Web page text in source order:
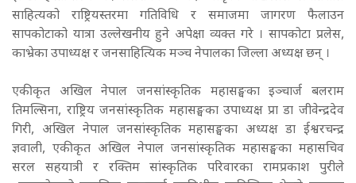
साहित्यको राष्ट्रियस्तरमा गतिविधि र समाजमा जागरण फैलाउन
सापकोटाको यात्रा उल्लेखनीय हुने अपेक्षा व्यक्त गरे । सापकोटा प्रलेस,
काभ्रेका उपाध्यक्ष र जनसाहित्यिक मञ्च नेपालका जिल्ला अध्यक्ष छन् ।
एकीकृत अखिल नेपाल जनसांस्कृतिक महासङ्घका इञ्चार्ज बलराम
तिमल्सिना, राष्ट्रिय जनसांस्कृतिक महासङ्घका उपाध्यक्ष प्रा डा जीवेन्द्रदेव
गिरी, अखिल नेपाल जनसांस्कृतिक महासङ्घका अध्यक्ष डा ईश्वरचन्द्र
ज्ञवाली, एकीकृत अखिल नेपाल जनसांस्कृतिक महासङ्घका महासचिव
सरल सहयात्री र रक्तिम सांस्कृतिक परिवारका रामप्रकाश पुरीले